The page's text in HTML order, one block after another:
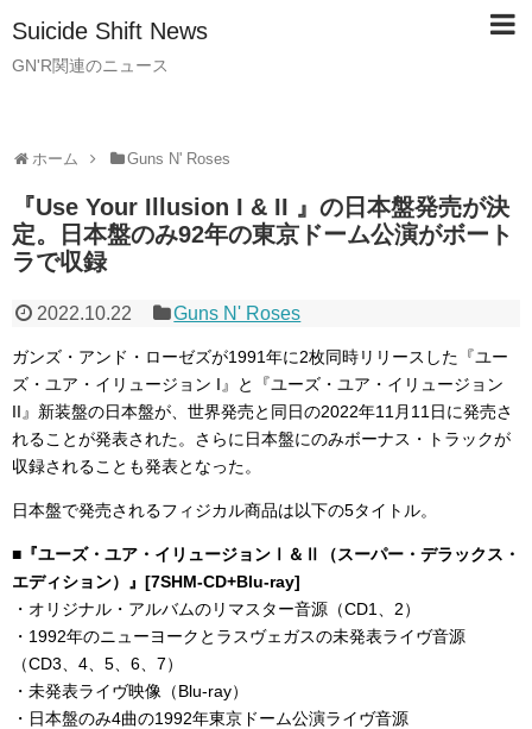
Suicide Shift News
GN'R関連のニュース
ホーム Guns N' Roses
『Use Your Illusion I & II 』の日本盤発売が決
定。日本盤のみ92年の東京ドーム公演がボート
ラで収録
2022.10.22 Guns N' Roses
ガンズ・アンド・ローゼズが1991年に2枚同時リリースした『ユー
ズ・ユア・イリュージョン I』と『ユーズ・ユア・イリュージョン
II』新装盤の日本盤が、世界発売と同日の2022年11月11日に発売さ
れることが発表された。さらに日本盤にのみボーナス・トラックが
収録されることも発表となった。
日本盤で発売されるフィジカル商品は以下の5タイトル。
■『ユーズ・ユア・イリュージョンⅠ＆Ⅱ（スーパー・デラックス・
エディション）』[7SHM-CD+Blu-ray]
・オリジナル・アルバムのリマスター音源（CD1、2）
・1992年のニューヨークとラスヴェガスの未発表ライヴ音源
（CD3、4、5、6、7）
・未発表ライヴ映像（Blu-ray）
・日本盤のみ4曲の1992年東京ドーム公演ライヴ音源